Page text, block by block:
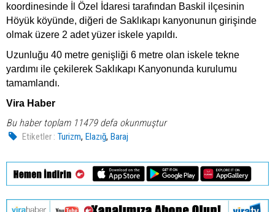
koordinesinde İl Özel İdaresi tarafından Baskil ilçesinin
Höyük köyünde, diğeri de Saklıkapı kanyonunun girişinde
olmak üzere 2 adet yüzer iskele yapıldı.
Uzunluğu 40 metre genişliği 6 metre olan iskele tekne
yardımı ile çekilerek Saklıkapı Kanyonunda kurulumu
tamamlandı.
Vira Haber
Bu haber toplam 11479 defa okunmuştur
Etiketler : Turizm,Elazığ,Baraj